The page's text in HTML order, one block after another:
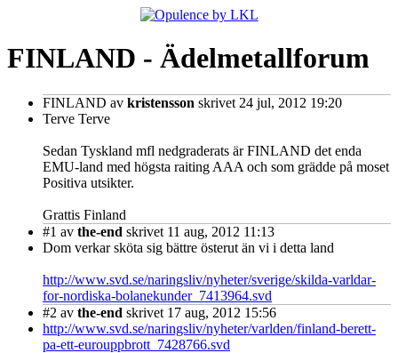
FINLAND - Ädelmetallforum
FINLAND av kristensson skrivet 24 jul, 2012 19:20
Terve Terve
Sedan Tyskland mfl nedgraderats är FINLAND det enda
EMU-land med högsta raiting AAA och som grädde på moset
Positiva utsikter.
Grattis Finland
#1 av the-end skrivet 11 aug, 2012 11:13
Dom verkar sköta sig bättre österut än vi i detta land
http://www.svd.se/naringsliv/nyheter/sverige/skilda-varldar-
for-nordiska-bolanekunder_7413964.svd
#2 av the-end skrivet 17 aug, 2012 15:56
http://www.svd.se/naringsliv/nyheter/varlden/finland-berett-
pa-ett-eurouppbrott_7428766.svd